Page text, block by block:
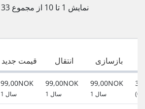
نمایش 1 تا 10 از مجموع 33 مقدار
قیمت جدید انتقال بازسازی
99,00NOK
1 سال
99,00NOK
1 سال
99,00NOK
1 سال